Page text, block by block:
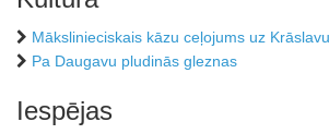
Mākslinieciskais kāzu ceļojums uz Krāslavu
Pa Daugavu pludinās gleznas
Iespējas